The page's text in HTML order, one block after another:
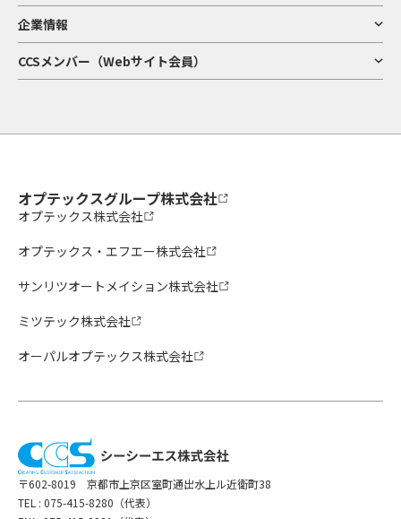
企業情報
CCSメンバー（Webサイト会員）
オプテックスグループ株式会社
オプテックス株式会社
オプテックス・エフエー株式会社
サンリツオートメイション株式会社
ミツテック株式会社
オーパルオプテックス株式会社
〒602-8019 京都市上京区室町通出水上ル近衛町38
TEL : 075-415-8280（代表）